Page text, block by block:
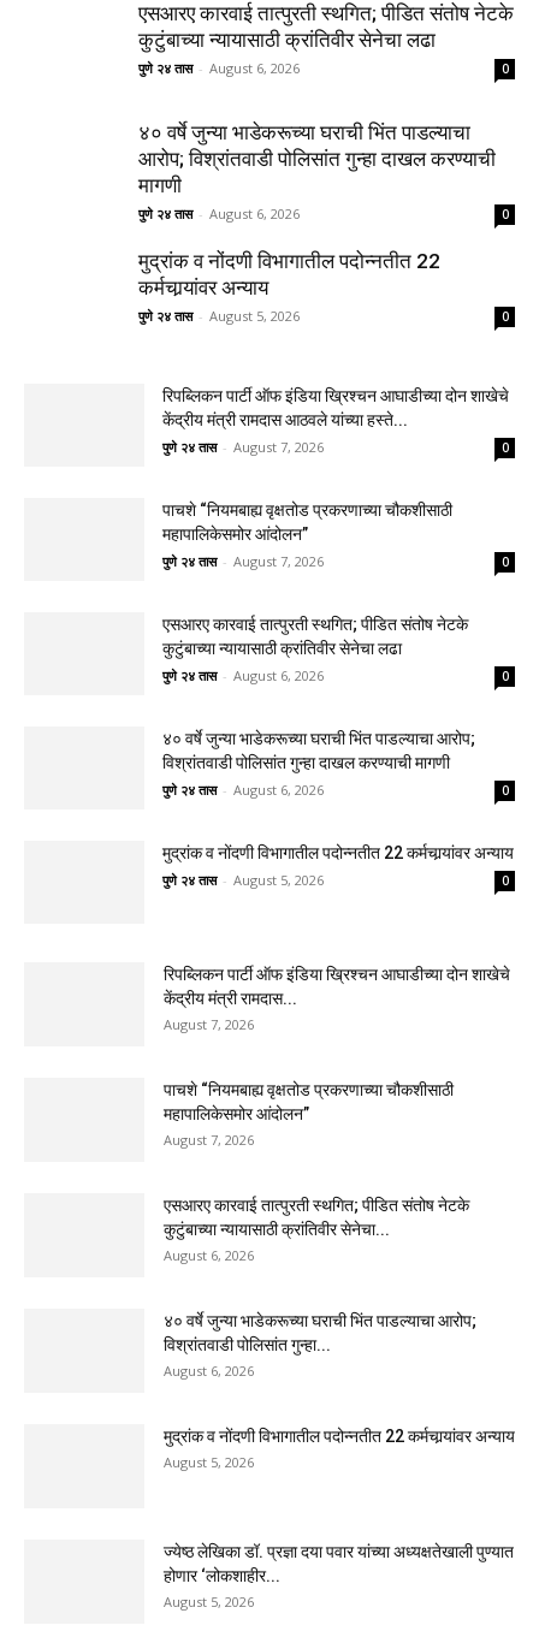
एसआरए कारवाई तात्पुरती स्थगित; पीडित संतोष नेटके
कुटुंबाच्या न्यायासाठी क्रांतिवीर सेनेचा लढा
पुणे २४ तास - August 6, 2026 0
४० वर्षे जुन्या भाडेकरूच्या घराची भिंत पाडल्याचा
आरोप; विश्रांतवाडी पोलिसांत गुन्हा दाखल करण्याची
मागणी
पुणे २४ तास - August 6, 2026 0
मुद्रांक व नोंदणी विभागातील पदोन्नतीत 22
कर्मचार्‍यांवर अन्याय
पुणे २४ तास - August 5, 2026 0
रिपब्लिकन पार्टी ऑफ इंडिया ख्रिश्चन आघाडीच्या दोन शाखेचे
केंद्रीय मंत्री रामदास आठवले यांच्या हस्ते...
पुणे २४ तास - August 7, 2026 0
पाचशे “नियमबाह्य वृक्षतोड प्रकरणाच्या चौकशीसाठी
महापालिकेसमोर आंदोलन”
पुणे २४ तास - August 7, 2026 0
एसआरए कारवाई तात्पुरती स्थगित; पीडित संतोष नेटके
कुटुंबाच्या न्यायासाठी क्रांतिवीर सेनेचा लढा
पुणे २४ तास - August 6, 2026 0
४० वर्षे जुन्या भाडेकरूच्या घराची भिंत पाडल्याचा आरोप;
विश्रांतवाडी पोलिसांत गुन्हा दाखल करण्याची मागणी
पुणे २४ तास - August 6, 2026 0
मुद्रांक व नोंदणी विभागातील पदोन्नतीत 22 कर्मचार्‍यांवर अन्याय
पुणे २४ तास - August 5, 2026 0
रिपब्लिकन पार्टी ऑफ इंडिया ख्रिश्चन आघाडीच्या दोन शाखेचे
केंद्रीय मंत्री रामदास...
August 7, 2026
पाचशे “नियमबाह्य वृक्षतोड प्रकरणाच्या चौकशीसाठी
महापालिकेसमोर आंदोलन”
August 7, 2026
एसआरए कारवाई तात्पुरती स्थगित; पीडित संतोष नेटके
कुटुंबाच्या न्यायासाठी क्रांतिवीर सेनेचा...
August 6, 2026
४० वर्षे जुन्या भाडेकरूच्या घराची भिंत पाडल्याचा आरोप;
विश्रांतवाडी पोलिसांत गुन्हा...
August 6, 2026
मुद्रांक व नोंदणी विभागातील पदोन्नतीत 22 कर्मचार्‍यांवर अन्याय
August 5, 2026
ज्येष्ठ लेखिका डॉ. प्रज्ञा दया पवार यांच्या अध्यक्षतेखाली पुण्यात
होणार ‘लोकशाहीर...
August 5, 2026